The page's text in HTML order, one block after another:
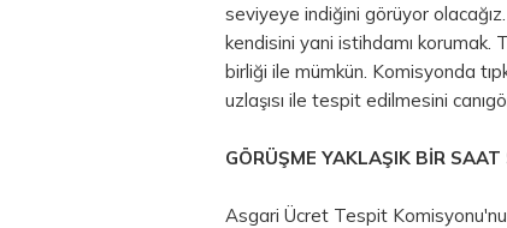
seviyeye indiğini görüyor
kendisini yani istihdamı korumak.
birliği ile mümkün. Komisyonda
uzlaşısı ile tespit edilmesini
GÖRÜŞME YAKLAŞIK BİR SAAT
Asgari Ücret Tespit